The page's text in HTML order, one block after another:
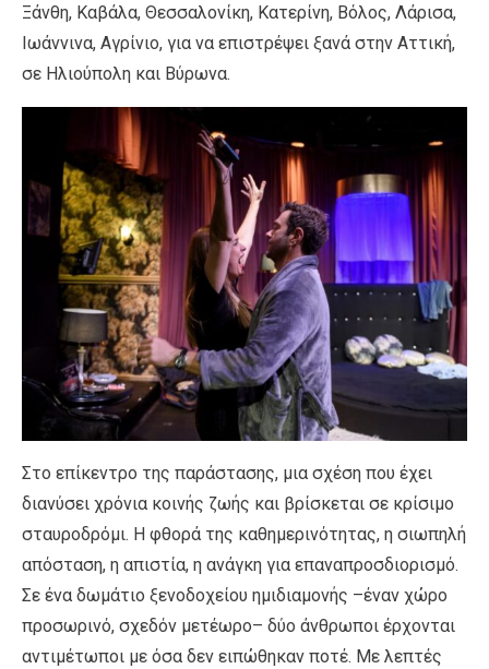
Ξάνθη, Καβάλα, Θεσσαλονίκη, Κατερίνη, Βόλος, Λάρισα,
Ιωάννινα, Αγρίνιο, για να επιστρέψει ξανά στην Αττική,
σε Ηλιούπολη και Βύρωνα.
Στο επίκεντρο της παράστασης, μια σχέση που έχει
διανύσει χρόνια κοινής ζωής και βρίσκεται σε κρίσιμο
σταυροδρόμι. Η φθορά της καθημερινότητας, η σιωπηλή
απόσταση, η απιστία, η ανάγκη για επαναπροσδιορισμό.
Σε ένα δωμάτιο ξενοδοχείου ημιδιαμονής –έναν χώρο
προσωρινό, σχεδόν μετέωρο– δύο άνθρωποι έρχονται
αντιμέτωποι με όσα δεν ειπώθηκαν ποτέ. Με λεπτές